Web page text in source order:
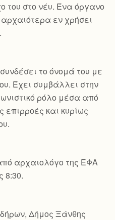
του στο νέυ. Ένα όργανο
εν χρήσει
το όνομά του με
Έχει συμβάλλει στην
ρόλο μέσα από
επιρροές και κυρίως
αρχαιολόγο της ΕΦΑ
8:30.
Δήμος Ξάνθης